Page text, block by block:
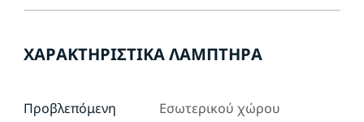
ΧΑΡΑΚΤΗΡΙΣΤΙΚΆ ΛΑΜΠΤΉΡΑ
Προβλεπόμενη
Εσωτερικού χώρου